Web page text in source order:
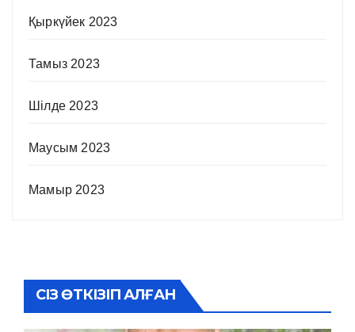
Қыркүйек 2023
Тамыз 2023
Шілде 2023
Маусым 2023
Мамыр 2023
СІЗ ӨТКІЗІП АЛҒАН